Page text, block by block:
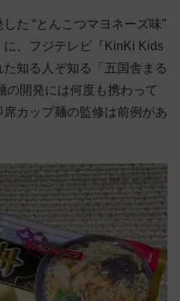
た “とんこつマヨネーズ味”
、フジテレビ『KinKi Kids
知る人ぞ知る「五国舎まる
の開発には何度も携わって
カップ麺の監修は前例があ